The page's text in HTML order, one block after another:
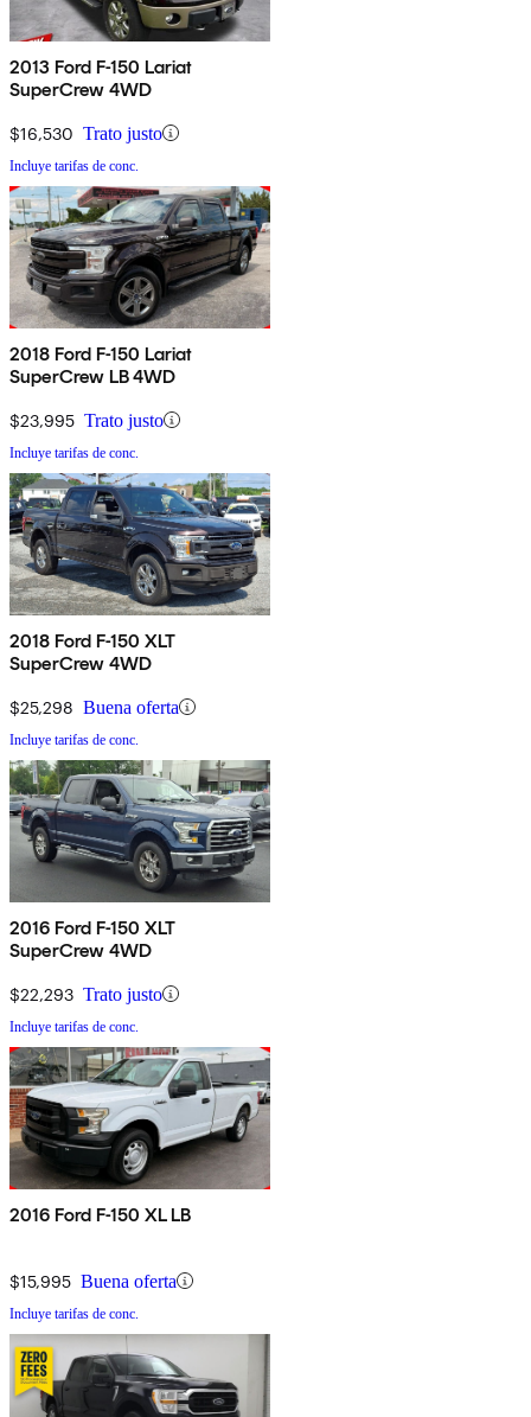
2013 Ford F-150 Lariat
SuperCrew 4WD
$16,530 Trato justo
Incluye tarifas de conc.
2018 Ford F-150 Lariat
SuperCrew LB 4WD
$23,995 Trato justo
Incluye tarifas de conc.
2018 Ford F-150 XLT
SuperCrew 4WD
$25,298 Buena oferta
Incluye tarifas de conc.
2016 Ford F-150 XLT
SuperCrew 4WD
$22,293 Trato justo
Incluye tarifas de conc.
2016 Ford F-150 XL LB
$15,995 Buena oferta
Incluye tarifas de conc.